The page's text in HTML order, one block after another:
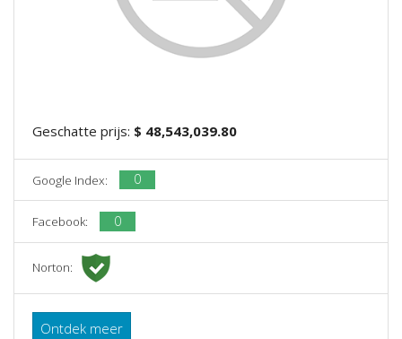
Geschatte prijs: $ 48,543,039.80
Google Index: 0
Facebook: 0
Norton:
Ontdek meer